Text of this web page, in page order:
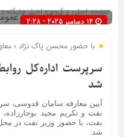
صفحه اصلی» گروه »اخبار جایگاه
14 دسامبر 2025 - 2:28
با حضور محسن پاک نژاد ؛
سرپرست اداره‌کل
شد
آیین معارفه سامان قدوسی،
نفت و تکریم مجید
نفت، با حضور وزیر نفت در
شد.